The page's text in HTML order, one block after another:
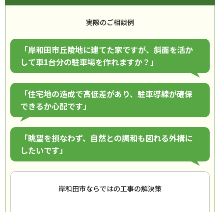
実際のご相談例
「岸和田市丘陵地に建てた家ですが、斜面を活か
して車1台分の駐車場を作れますか？」
「住宅地の造成で高低差があり、駐車導線が確保
できるか心配です」
「眺望を損なわず、自然との調和も図れる外構に
したいです」
岸和田市ならではの工事の解決策